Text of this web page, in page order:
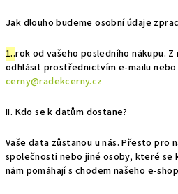
Jak dlouho budeme osobní údaje
1..rok od vašeho posledního nákupu.
odhlásit prostřednictvím e-mailu
cerny@radekcerny.cz
II. Kdo se k datům dostane?
Vaše data zůstanou u nás. Přesto pro
společnosti nebo jiné osoby, které
nám pomáhají s chodem našeho e-